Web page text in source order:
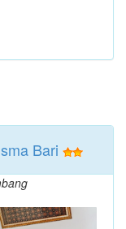
Bari